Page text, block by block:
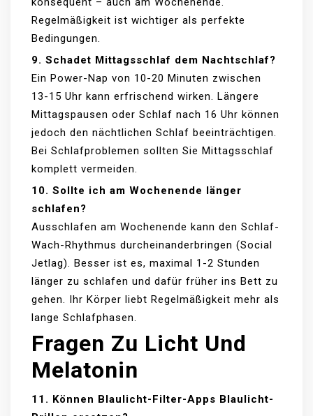
Regelmäßigkeit ist wichtiger als perfekte
Bedingungen.
9. Schadet Mittagsschlaf dem Nachtschlaf?
Ein Power-Nap von 10-20 Minuten zwischen
13-15 Uhr kann erfrischend wirken. Längere
Mittagspausen oder Schlaf nach 16 Uhr können
jedoch den nächtlichen Schlaf beeinträchtigen.
Bei Schlafproblemen sollten Sie Mittagsschlaf
komplett vermeiden.
10. Sollte ich am Wochenende länger
schlafen?
Ausschlafen am Wochenende kann den Schlaf-
Wach-Rhythmus durcheinanderbringen (Social
Jetlag). Besser ist es, maximal 1-2 Stunden
länger zu schlafen und dafür früher ins Bett zu
gehen. Ihr Körper liebt Regelmäßigkeit mehr als
lange Schlafphasen.
Fragen Zu Licht Und
Melatonin
11. Können Blaulicht-Filter-Apps Blaulicht-